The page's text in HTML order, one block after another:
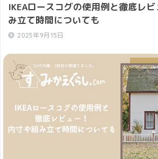
IKEAロースコグの使用例と徹底レ
み立て時間についても
2025年9月15日